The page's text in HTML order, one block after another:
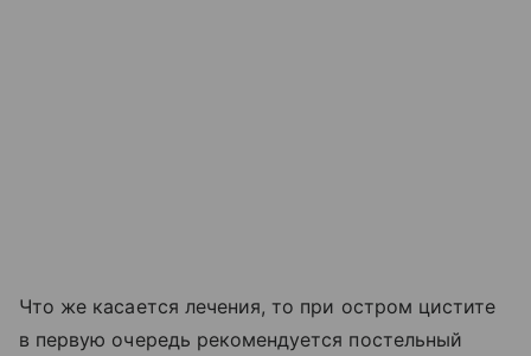
Что же касается лечения, то при остром цистите
в первую очередь рекомендуется постельный